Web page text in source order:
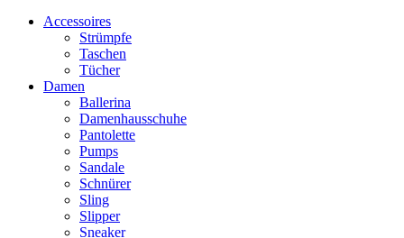
Accessoires
Strümpfe
Taschen
Tücher
Damen
Ballerina
Damenhausschuhe
Pantolette
Pumps
Sandale
Schnürer
Sling
Slipper
Sneaker